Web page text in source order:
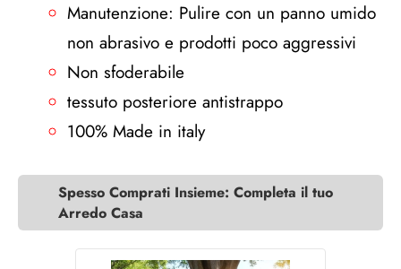
Manutenzione: Pulire con un panno umido
non abrasivo e prodotti poco aggressivi
Non sfoderabile
tessuto posteriore antistrappo
100% Made in italy
Spesso Comprati Insieme: Completa il tuo
Arredo Casa